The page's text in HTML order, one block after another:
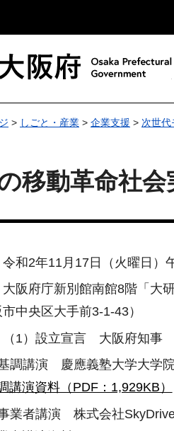
> しごと・産業 > 企業支援 > 次世代
の移動革命社
和2年11月17日（火曜日）
阪府庁新別館南館8階「大研
市中央区大手前3-1-43）
1）設立宣言 大阪府知事
基調講演 慶應義塾大学大学
講演資料（PDF：1,929KB）
事業者講演 株式会社